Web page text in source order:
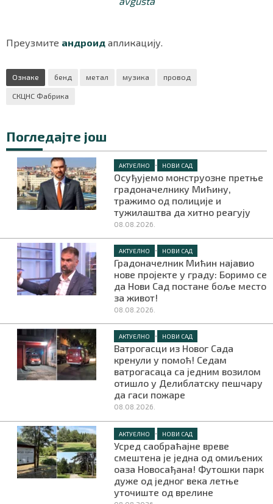
Преузмите андроид апликацију.
Ознаке бенд метал музика
провод
СКЦНС Фабрика
Погледајте још
АКТУЕЛНО • НОВИ САД
Осуђујемо монструозне претње
градоначелнику Мићину,
тражимо од полиције и
тужилаштва да хитно реагују
08.08.2026.
АКТУЕЛНО • НОВИ САД
Градоначелник Мићин најавио
нове пројекте у граду: Боримо се
да Нови Сад постане боље место
за живот!
08.08.2026.
АКТУЕЛНО • НОВИ САД
Ватрогасци из Новог Сада
кренули у помоћ! Седам
ватрогасаца са једним возилом
отишло у Делиблатску пешчару
да гаси пожаре
08.08.2026.
АКТУЕЛНО • НОВИ САД
Усред саобраћајне вреве
смештена је једна од омиљених
оаза Новосађана! Футошки парк
дуже од једног века летње
уточиште од врелине